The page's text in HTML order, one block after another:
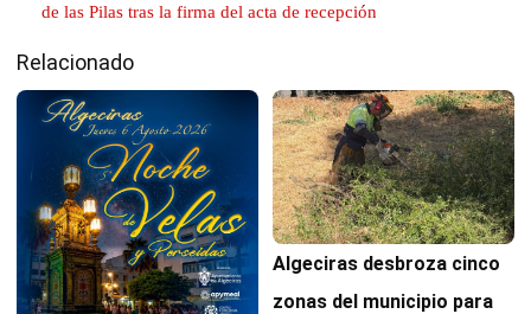
de las Pilas tras la firma del acta de recepción
Relacionado
Algeciras desbroza cinco
zonas del municipio para